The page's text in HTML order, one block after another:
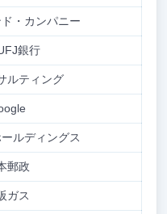
・カンパニー
銀行
ルティング
ルディングス
郵政
ガス